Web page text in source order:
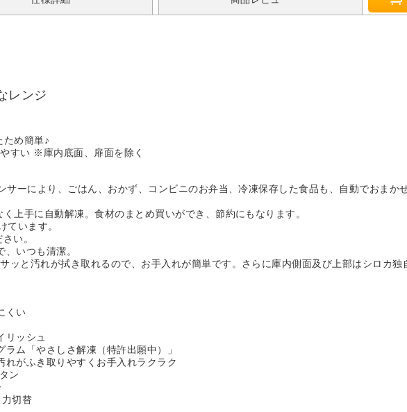
レンジ
ため簡単♪
すい ※庫内底面、扉面を除く
ーにより、ごはん、おかず、コンビニのお弁当、冷凍保存した食品も、自動でおまかせ
上手に自動解凍。食材のまとめ買いができ、節約にもなります。
ています。
い。
いつも清潔。
ッと汚れが拭き取れるので、お手入れが簡単です。さらに庫内側面及び上部はシロカ独
くい
リッシュ
ム「やさしさ解凍（特許出願中）」
がふき取りやすくお手入れラクラク
ン
切替